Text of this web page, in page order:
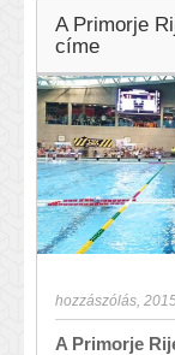
A Primorje
címe
hozzászólás
A Primorje